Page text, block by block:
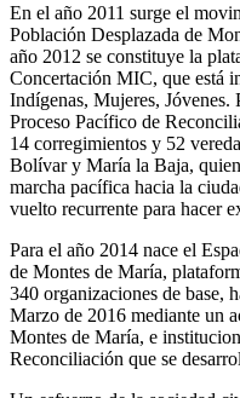
En el año 2011 surge el
Población Desplazada de
año 2012 se constituye la
Concertación MIC, que está
Indígenas, Mujeres, Jóvenes.
Proceso Pacífico de
14 corregimientos y 52
Bolívar y María la Baja,
marcha pacífica hacia la
vuelto recurrente para hacer
Para el año 2014 nace el
de Montes de María,
340 organizaciones de base,
Marzo de 2016 mediante un
Montes de María, e
Reconciliación que se